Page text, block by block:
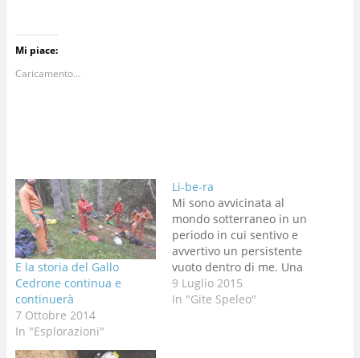
Mi piace:
Caricamento...
E la storia del Gallo
Cedrone continua e
continuerà
7 Ottobre 2014
In "Esplorazioni"
Li-be-ra
Mi sono avvicinata al
mondo sotterraneo in un
periodo in cui sentivo e
avvertivo un persistente
vuoto dentro di me. Una
voragine, che nel silenzio
di tutti i giorni, mi stava
9 Luglio 2015
In "Gite Speleo"